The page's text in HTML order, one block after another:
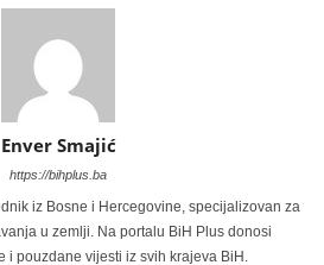
Enver Smajić
https://bihplus.ba
iz Bosne i Hercegovine, specijalizovan za
u zemlji. Na portalu BiH Plus donosi
i pouzdane vijesti iz svih krajeva BiH.